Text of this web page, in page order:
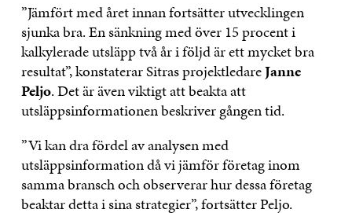
”Jämfört med året innan fortsätter utvecklingen
sjunka bra. En sänkning med över 15 procent i
kalkylerade utsläpp två år i följd är ett mycket bra
resultat”, konstaterar Sitras projektledareJanne
Peljo. Det är även viktigt att beakta att
utsläppsinformationen beskriver gången tid.
”Vi kan dra fördel av analysen med
utsläppsinformation då vi jämför företag inom
samma bransch och observerar hur dessa företag
beaktar detta i sina strategier”, fortsätter Peljo.